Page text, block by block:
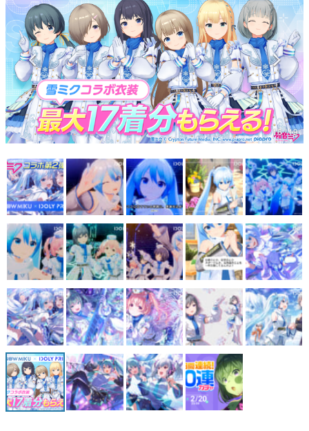
ゲームが変えた日本語
「経験値」「裏技」「ラスボス」… ゲームにまつわる言葉
の起源や用法の変遷を、コンピューター文化史研究家・タ
イニーP氏が徹底調査。
カテゴリ
特集記事
マンガ
女性向け
アプリレビュー
その他
電ファミニコゲーマーとは？
運営：株式会社マレ
16 / 19